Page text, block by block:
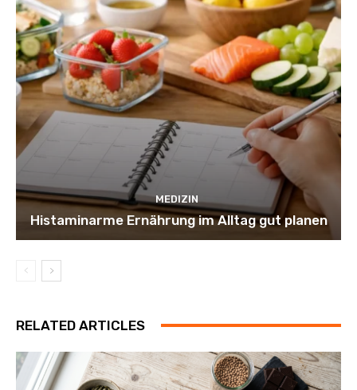
MEDIZIN
Histaminarme Ernährung im Alltag gut planen
RELATED ARTICLES